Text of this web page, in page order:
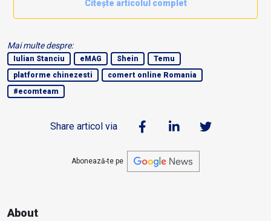
Citește articolul complet
Mai multe despre:
Iulian Stanciu eMAG Shein
Temu
platforme chinezesti
comert online Romania
#ecomteam
Share articol via
Abonează-te pe
About